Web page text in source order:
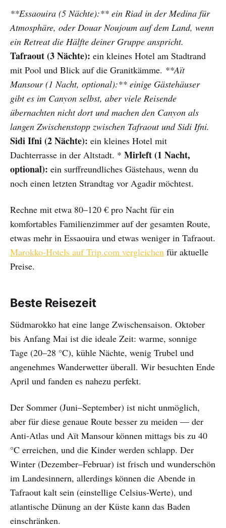
**Essaouira (5 Nächte):** ein Riad in der Medina für
Atmosphäre, oder Douar Noujoum auf dem Land, wenn
ein Retreat die Hälfte deiner Gruppe anspricht.
Tafraout (3 Nächte): ein kleines Hotel am Stadtrand
mit Pool und Blick auf die Granitkämme. **Aït
Mansour (1 Nacht, optional):** einige Gästehäuser
gibt es im Canyon selbst, aber viele Reisende
übernachten nicht dort und machen den Canyon als
langen Zwischenstopp zwischen Tafraout und Sidi Ifni.
Sidi Ifni (2 Nächte): ein kleines Hotel mit
Dachterrasse in der Altstadt. * Mirleft (1 Nacht,
optional): ein surffreundliches Gästehaus, wenn du
noch einen letzten Strandtag vor Agadir möchtest.
Rechne mit etwa 80–120 € pro Nacht für ein
komfortables Familienzimmer auf der gesamten Route,
etwas mehr in Essaouira und etwas weniger in Tafraout.
Marokko-Hotels auf Trip.com vergleichen für aktuelle
Preise.
Beste Reisezeit
Südmarokko hat eine lange Zwischensaison. Oktober
bis Anfang Mai ist die ideale Zeit: warme, sonnige
Tage (20–28 °C), kühle Nächte, wenig Trubel und
angenehmes Wanderwetter überall. Wir besuchten Ende
April und fanden es nahezu perfekt.
Der Sommer (Juni–September) ist nicht unmöglich,
aber für diese genaue Route besser zu meiden — der
Anti-Atlas und Aït Mansour können mittags bis zu 40
°C erreichen, und die Kinder werden schlapp. Der
Winter (Dezember–Februar) ist frisch und wunderschön
im Landesinnern, allerdings können die Abende in
Tafraout kalt sein (einstellige Celsius-Werte), und
atlantische Dünung an der Küste kann das Baden
einschränken.